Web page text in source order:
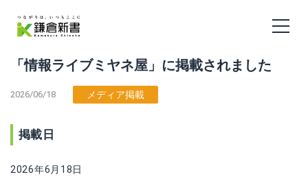
「情報ライブミヤネ屋」に掲載されました
2026/06/18 メディア掲載
掲載日
2026年6月18日